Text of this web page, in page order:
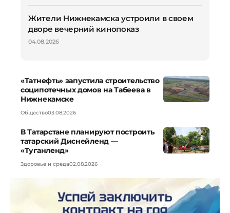
Жители Нижнекамска устроили в своем
дворе вечерний кинопоказ
04.08.2026
«Татнефть» запустила строительство
соципотечных домов на Табеева в
Нижнекамске
Общество03.08.2026
В Татарстане планируют построить
татарский Диснейленд —
«Туганленд»
Здоровье и среда02.08.2026